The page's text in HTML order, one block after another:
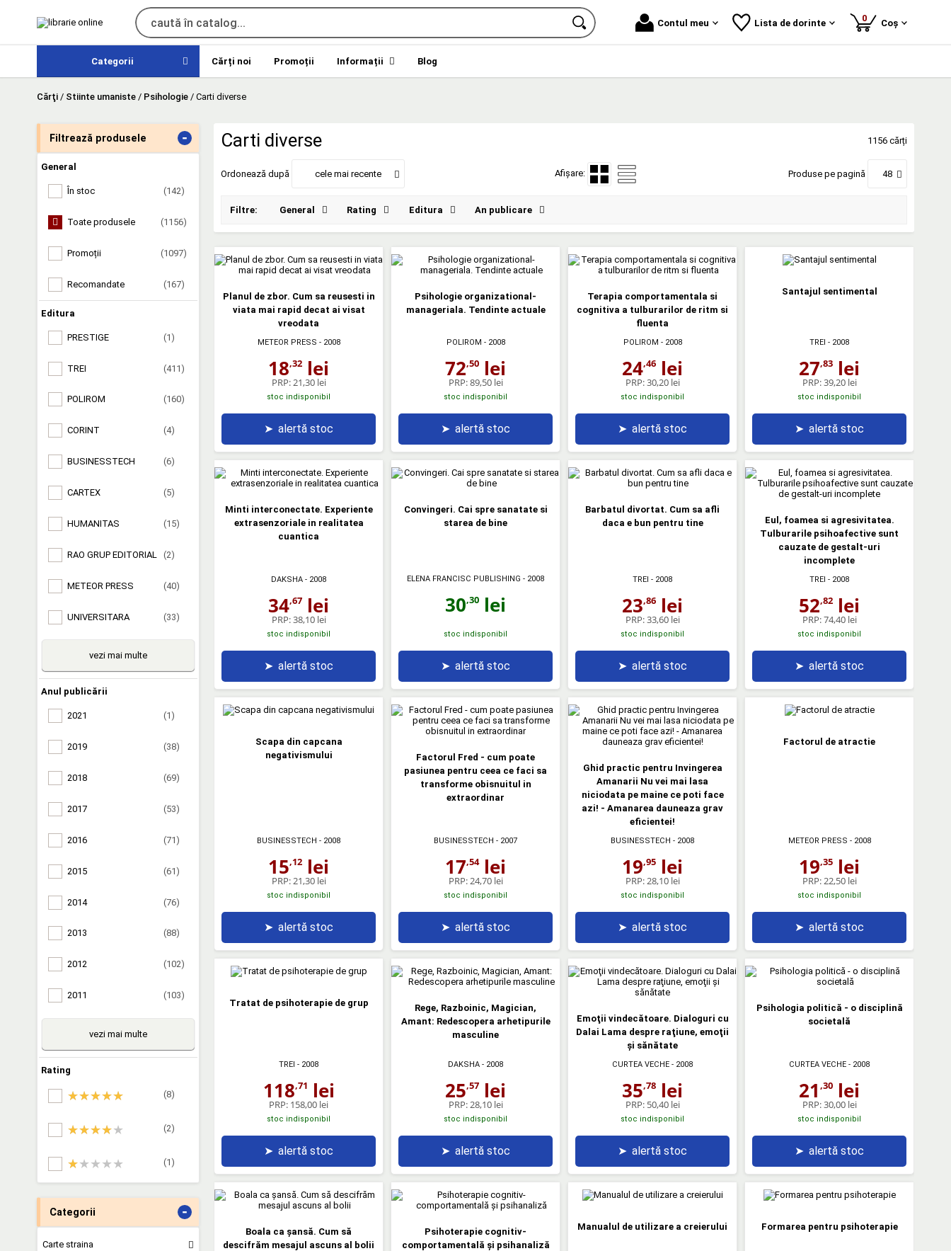
Contul meu Lista de dorinte 0produse
Coș
Categorii Cărți noi Promoții Informații Blog
Cărţi / Stiinte umaniste / Psihologie / Carti diverse
Filtrează produsele -
General
În stoc (142)
Toate produsele (1156)
Promoții (1097)
Recomandate (167)
Editura
PRESTIGE (1)
TREI (411)
POLIROM (160)
CORINT (4)
BUSINESSTECH (6)
CARTEX (5)
HUMANITAS (15)
RAO GRUP EDITORIAL (2)
METEOR PRESS (40)
UNIVERSITARA (33)
vezi mai multe
Anul publicării
2021 (1)
2019 (38)
2018 (69)
2017 (53)
2016 (71)
2015 (61)
2014 (76)
2013 (88)
2012 (102)
2011 (103)
vezi mai multe
Rating
(8)
(2)
(1)
Categorii -
Carte straina
Carti diverse 1156 cărți
Ordonează după cele mai recente Afișare: Produse pe pagină 48
Filtre: General Rating Editura An publicare
Planul de zbor. Cum sa reusesti in
viata mai rapid decat ai visat
vreodata
METEOR PRESS - 2008
18,32 lei
PRP: 21,30 lei
stoc indisponibil
➤ alertă stoc
Psihologie organizational-
manageriala. Tendinte actuale
POLIROM - 2008
72,50 lei
PRP:89,50 lei
stoc indisponibil
➤ alertă stoc
Terapia comportamentala si
cognitiva a tulburarilor de ritm si
fluenta
POLIROM - 2008
24,46 lei
PRP:30,20 lei
stoc indisponibil
➤ alertă stoc
Santajul sentimental
TREI - 2008
27,83 lei
PRP:39,20 lei
stoc indisponibil
➤ alertă stoc
Minti interconectate. Experiente
extrasenzoriale in realitatea
cuantica
DAKSHA - 2008
34,67 lei
PRP:38,10 lei
stoc indisponibil
➤ alertă stoc
Convingeri. Cai spre sanatate si
starea de bine
ELENA FRANCISC PUBLISHING - 2008
30,30 lei
stoc indisponibil
➤ alertă stoc
Barbatul divortat. Cum sa afli
daca e bun pentru tine
TREI - 2008
23,86 lei
PRP:33,60 lei
stoc indisponibil
➤ alertă stoc
Eul, foamea si agresivitatea.
Tulburarile psihoafective sunt
cauzate de gestalt-uri
incomplete
TREI - 2008
52,82 lei
PRP:74,40 lei
stoc indisponibil
➤ alertă stoc
Scapa din capcana
negativismului
BUSINESSTECH - 2008
15,12 lei
PRP: 21,30 lei
stoc indisponibil
➤ alertă stoc
Factorul Fred - cum poate
pasiunea pentru ceea ce faci sa
transforme obisnuitul in
extraordinar
BUSINESSTECH - 2007
17,54lei
PRP: 24,70 lei
stoc indisponibil
➤ alertă stoc
Ghid practic pentru Invingerea
Amanarii Nu vei mai lasa
niciodata pe maine ce poti face
azi! - Amanarea dauneaza grav
eficientei!
BUSINESSTECH - 2008
19,95 lei
PRP: 28,10 lei
stoc indisponibil
➤ alertă stoc
Factorul de atractie
METEOR PRESS - 2008
19,35 lei
PRP: 22,50 lei
stoc indisponibil
➤ alertă stoc
Tratat de psihoterapie de grup
TREI - 2008
118,71 lei
PRP: 158,00 lei
stoc indisponibil
➤ alertă stoc
Rege, Razboinic, Magician,
Amant: Redescopera arhetipurile
masculine
DAKSHA - 2008
25,57 lei
PRP: 28,10 lei
stoc indisponibil
➤ alertă stoc
Emoţii vindecătoare. Dialoguri cu
Dalai Lama despre raţiune, emoţii
şi sănătate
CURTEA VECHE - 2008
35,78 lei
PRP: 50,40 lei
stoc indisponibil
➤ alertă stoc
Psihologia politică - o disciplină
societală
CURTEA VECHE - 2008
21 ,30 lei
PRP:30,00 lei
stoc indisponibil
➤ alertă stoc
Boala ca şansă. Cum să
descifrăm mesajul ascuns al bolii
Psihoterapie cognitiv-
comportamentală şi psihanaliză
Manualul de utilizare a creierului Formarea pentru psihoterapie